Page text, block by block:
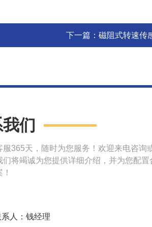
下一篇： 磁阻式转速传
们
服365天，随时为您服务！欢迎来电咨询
们将竭诚为您提供详细介绍，并为您配置
系人：钱经理